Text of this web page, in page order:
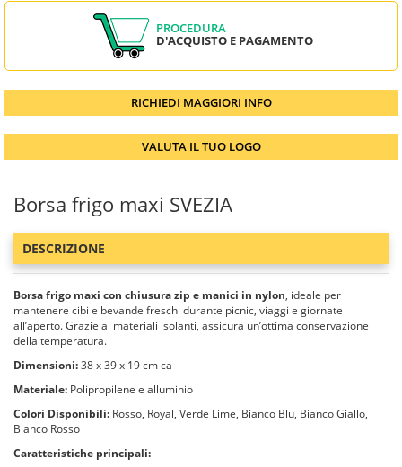
PROCEDURA
D'ACQUISTO E PAGAMENTO
RICHIEDI MAGGIORI INFO
VALUTA IL TUO LOGO
Borsa frigo maxi SVEZIA
DESCRIZIONE
Borsa frigo maxi con chiusura zip e manici in nylon, ideale per
mantenere cibi e bevande freschi durante picnic, viaggi e giornate
all’aperto. Grazie ai materiali isolanti, assicura un’ottima conservazione
della temperatura.
Dimensioni:38 x 39 x 19 cm ca
Materiale: Polipropilene e alluminio
Colori Disponibili: Rosso, Royal, Verde Lime, Bianco Blu, Bianco Giallo,
Bianco Rosso
Caratteristiche principali: